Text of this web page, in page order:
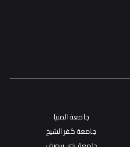
جامعة المنيا
جامعة كفر الشيخ